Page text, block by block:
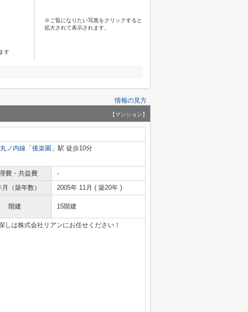
す
※ご覧になりたい写真をクリックすると
拡大されて表示されます。
情報の見方
【マンション】
丸ノ内線 「 後楽園 」駅 徒歩10分
費・共益費
-
（築年数） 2005年 11月 ( 築20年 )
階建 15階建
は株式会社リアンにお任せください！